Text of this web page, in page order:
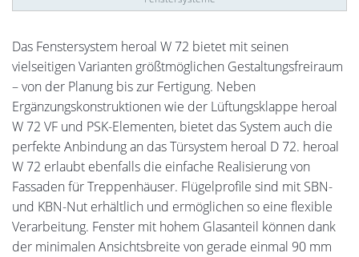
Das Fenstersystem heroal W 72 bietet mit seinen
vielseitigen Varianten größtmöglichen Gestaltungsfreiraum
– von der Planung bis zur Fertigung. Neben
Ergänzungskonstruktionen wie der Lüftungsklappe heroal
W 72 VF und PSK-Elementen, bietet das System auch die
perfekte Anbindung an das Türsystem heroal D 72. heroal
W 72 erlaubt ebenfalls die einfache Realisierung von
Fassaden für Treppenhäuser. Flügelprofile sind mit SBN-
und KBN-Nut erhältlich und ermöglichen so eine flexible
Verarbeitung. Fenster mit hohem Glasanteil können dank
der minimalen Ansichtsbreite von gerade einmal 90 mm